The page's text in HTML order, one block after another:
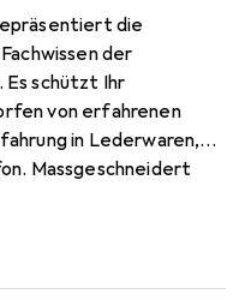
die
der
Es schützt Ihr
von erfahrenen
in Lederwaren,
Massgeschneidert
Accessoire für Ihr
Noreve eine